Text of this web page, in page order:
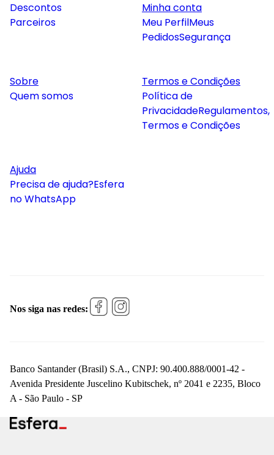
Descontos
Parceiros
Minha conta
Meu PerfilMeus
PedidosSegurança
Sobre
Quem somos
Termos e Condições
Política de
PrivacidadeRegulamentos,
Termos e Condições
Ajuda
Precisa de ajuda?Esfera
no WhatsApp
Nos siga nas redes:
Banco Santander (Brasil) S.A., CNPJ: 90.400.888/0001-42 -
Avenida Presidente Juscelino Kubitschek, nº 2041 e 2235, Bloco
A - São Paulo - SP